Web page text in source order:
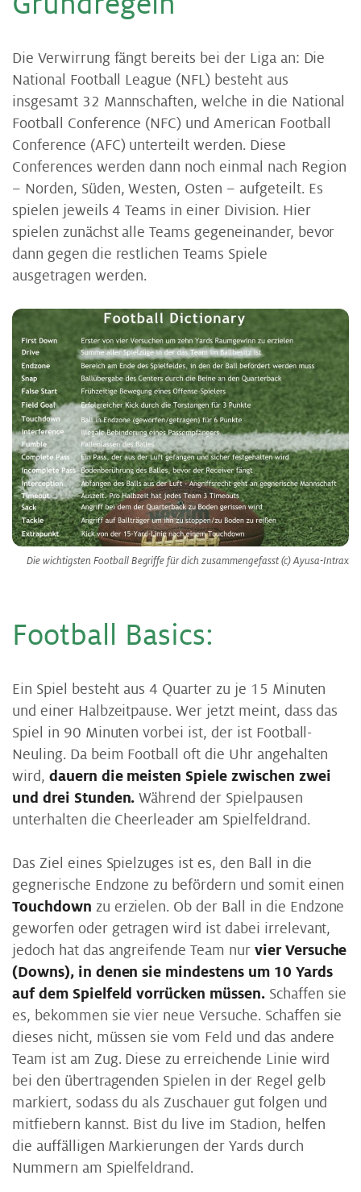
Die Verwirrung fängt bereits bei der Liga an: Die
National Football League (NFL) besteht aus
insgesamt 32 Mannschaften, welche in die National
Football Conference (NFC) und American Football
Conference (AFC) unterteilt werden. Diese
Conferences werden dann noch einmal nach Region
– Norden, Süden, Westen, Osten – aufgeteilt. Es
spielen jeweils 4 Teams in einer Division. Hier
spielen zunächst alle Teams gegeneinander, bevor
dann gegen die restlichen Teams Spiele
ausgetragen werden.
Die wichtigsten Football Begriffe für dich zusammengefasst (c) Ayusa-Intrax
Football Basics:
Ein Spiel besteht aus 4 Quarter zu je 15 Minuten
und einer Halbzeitpause. Wer jetzt meint, dass das
Spiel in 90 Minuten vorbei ist, der ist Football-
Neuling. Da beim Football oft die Uhr angehalten
wird, dauern die meisten Spiele zwischen zwei
und drei Stunden. Während der Spielpausen
unterhalten die Cheerleader am Spielfeldrand.
Das Ziel eines Spielzuges ist es, den Ball in die
gegnerische Endzone zu befördern und somit einen
Touchdown zu erzielen. Ob der Ball in die Endzone
geworfen oder getragen wird ist dabei irrelevant,
jedoch hat das angreifende Team nur vier Versuche
(Downs), in denen sie mindestens um 10 Yards
auf dem Spielfeld vorrücken müssen.Schaffen sie
es, bekommen sie vier neue Versuche. Schaffen sie
dieses nicht, müssen sie vom Feld und das andere
Team ist am Zug. Diese zu erreichende Linie wird
bei den übertragenden Spielen in der Regel gelb
markiert, sodass du als Zuschauer gut folgen und
mitfiebern kannst. Bist du live im Stadion, helfen
die auffälligen Markierungen der Yards durch
Nummern am Spielfeldrand.